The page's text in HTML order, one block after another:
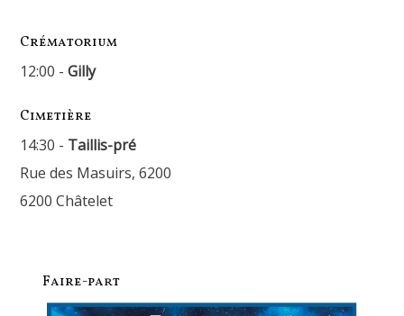
Crématorium
12:00 -Gilly
Cimetière
14:30 - Taillis-pré
Rue des Masuirs, 6200
6200 Châtelet
Faire-part